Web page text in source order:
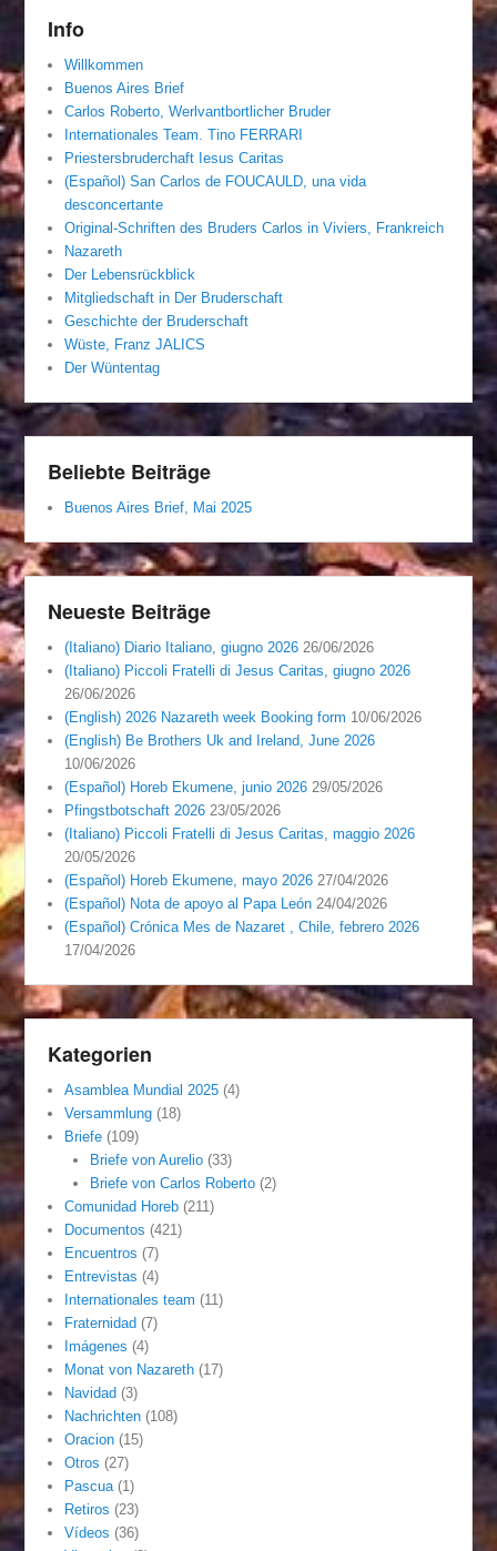
Info
Willkommen
Buenos Aires Brief
Carlos Roberto, Werlvantbortlicher Bruder
Internationales Team. Tino FERRARI
Priestersbruderchaft Iesus Caritas
(Español) San Carlos de FOUCAULD, una vida
desconcertante
Original-Schriften des Bruders Carlos in Viviers, Frankreich
Nazareth
Der Lebensrückblick
Mitgliedschaft in Der Bruderschaft
Geschichte der Bruderschaft
Wüste, Franz JALICS
Der Wüntentag
Beliebte Beiträge
Buenos Aires Brief, Mai 2025
Neueste Beiträge
(Italiano) Diario Italiano, giugno 2026 26/06/2026
(Italiano) Piccoli Fratelli di Jesus Caritas, giugno 2026
26/06/2026
(English) 2026 Nazareth week Booking form 10/06/2026
(English) Be Brothers Uk and Ireland, June 2026
10/06/2026
(Español) Horeb Ekumene, junio 2026 29/05/2026
Pfingstbotschaft 2026 23/05/2026
(Italiano) Piccoli Fratelli di Jesus Caritas, maggio 2026
20/05/2026
(Español) Horeb Ekumene, mayo 2026 27/04/2026
(Español) Nota de apoyo al Papa León 24/04/2026
(Español) Crónica Mes de Nazaret , Chile, febrero 2026
17/04/2026
Kategorien
Asamblea Mundial 2025 (4)
Versammlung (18)
Briefe (109)
Briefe von Aurelio(33)
Briefe von Carlos Roberto(2)
Comunidad Horeb (211)
Documentos (421)
Encuentros (7)
Entrevistas (4)
Internationales team (11)
Fraternidad (7)
Imágenes (4)
Monat von Nazareth (17)
Navidad (3)
Nachrichten (108)
Oracion (15)
Otros (27)
Pascua (1)
Retiros (23)
Vídeos (36)